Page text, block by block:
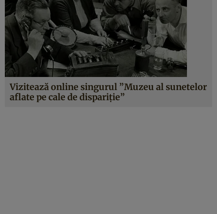
Vizitează online singurul ”Muzeu al sunetelor
aflate pe cale de dispariţie”